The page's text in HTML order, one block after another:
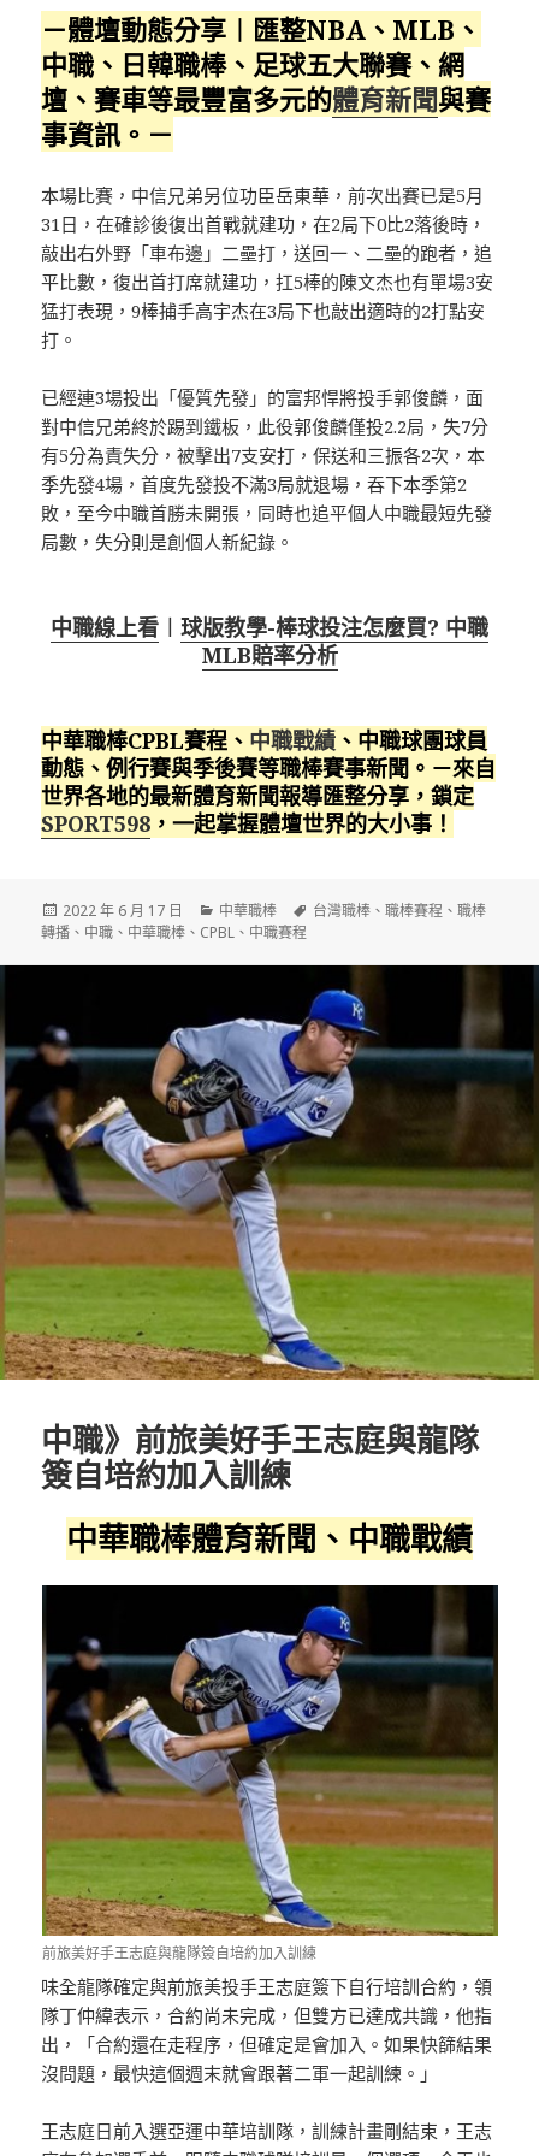
－體壇動態分享︱匯整NBA、MLB、
中職、日韓職棒、足球五大聯賽、網
壇、賽車等最豐富多元的體育新聞與賽
事資訊。－
本場比賽，中信兄弟另位功臣岳東華，前次出賽已是5月
31日，在確診後復出首戰就建功，在2局下0比2落後時，
敲出右外野「車布邊」二壘打，送回一、二壘的跑者，追
平比數，復出首打席就建功，扛5棒的陳文杰也有單場3安
猛打表現，9棒捕手高宇杰在3局下也敲出適時的2打點安
打。
已經連3場投出「優質先發」的富邦悍將投手郭俊麟，面
對中信兄弟終於踢到鐵板，此役郭俊麟僅投2.2局，失7分
有5分為責失分，被擊出7支安打，保送和三振各2次，本
季先發4場，首度先發投不滿3局就退場，吞下本季第2
敗，至今中職首勝未開張，同時也追平個人中職最短先發
局數，失分則是創個人新紀錄。
中職線上看 ︱ 球版教學-棒球投注怎麼買? 中職
MLB賠率分析
中華職棒CPBL賽程、 中職戰績 、中職球團球員
動態、例行賽與季後賽等職棒賽事新聞。－來自
世界各地的最新體育新聞報導匯整分享，鎖定
SPORT598 ，一起掌握體壇世界的大小事！
發
佈
2022 年 6 月 17 日
分
類
中華職棒
標
台灣職棒 、職棒賽程 、職棒
轉播 、 中職 、 中華職棒 、 CPBL 、 中職賽程
中職》前旅美好手王志庭與龍隊
簽自培約加入訓練
中華職棒體育新聞、中職戰績
前旅美好手王志庭與龍隊簽自培約加入訓練
味全龍隊確定與前旅美投手王志庭簽下自行培訓合約，領
隊丁仲緯表示，合約尚未完成，但雙方已達成共識，他指
出，「合約還在走程序，但確定是會加入。如果快篩結果
沒問題，最快這個週末就會跟著二軍一起訓練。」
王志庭日前入選亞運中華培訓隊，訓練計畫剛結束，王志